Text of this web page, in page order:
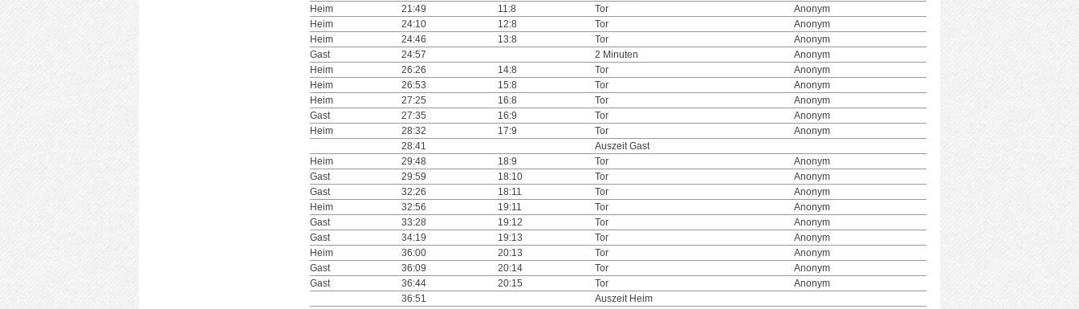
Heim
21:49 11:8 Tor
Anonym
Heim
24:10 12:8 Tor
Anonym
Heim
24:46 13:8 Tor
Anonym
Gast
24:57 2 Minuten
Anonym
Heim
26:26 14:8 Tor
Anonym
Heim
26:53 15:8 Tor
Anonym
Heim
27:25 16:8 Tor
Anonym
Gast
27:35 16:9 Tor
Anonym
Heim
28:32 17:9 Tor
Anonym
28:41
Auszeit Gast
Heim
29:48 18:9 Tor
Anonym
Gast
29:59 18:10 Tor
Anonym
Gast
32:26 18:11 Tor
Anonym
Heim
32:56 19:11 Tor
Anonym
Gast
33:28 19:12 Tor
Anonym
Gast
34:19 19:13 Tor
Anonym
Heim
36:00 20:13 Tor
Anonym
Gast
36:09 20:14 Tor
Anonym
Gast
36:44 20:15 Tor
Anonym
36:51
Auszeit Heim